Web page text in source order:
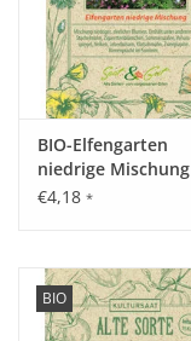
Keimung:
Keimtemperatur
Kultur:
Benötigt viel
Abstand: 100 x 100
BIO-Elfengarten
niedrige Mischung
€4,18 *
BIO